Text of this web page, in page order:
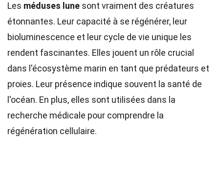
Les méduses lune sont vraiment des créatures
étonnantes. Leur capacité à se régénérer, leur
bioluminescence et leur cycle de vie unique les
rendent fascinantes. Elles jouent un rôle crucial
dans l'écosystème marin en tant que prédateurs et
proies. Leur présence indique souvent la santé de
l'océan. En plus, elles sont utilisées dans la
recherche médicale pour comprendre la
régénération cellulaire.